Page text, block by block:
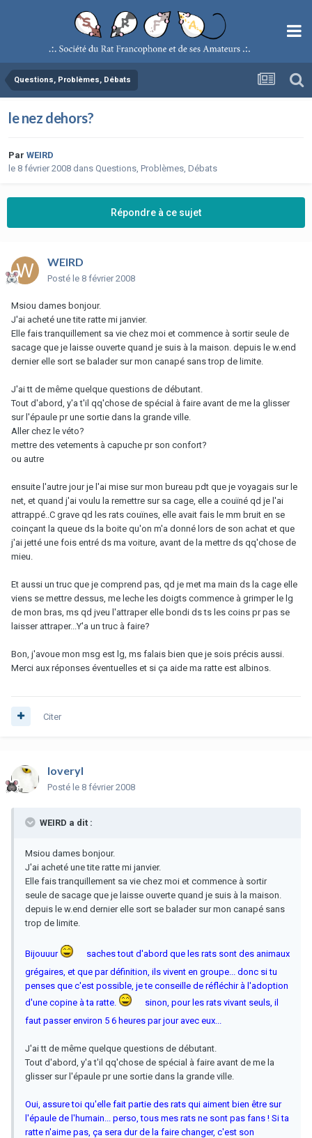
Questions, Problèmes, Débats
le nez dehors?
Par WEIRD
le 8 février 2008 dans Questions, Problèmes, Débats
Répondre à ce sujet
WEIRD
Posté le 8 février 2008
Msiou dames bonjour.
J'ai acheté une tite ratte mi janvier.
Elle fais tranquillement sa vie chez moi et commence à sortir seule de
sacage que je laisse ouverte quand je suis à la maison. depuis le w.end
dernier elle sort se balader sur mon canapé sans trop de limite.
J'ai tt de même quelque questions de débutant.
Tout d'abord, y'a t'il qq'chose de spécial à faire avant de me la glisser
sur l'épaule pr une sortie dans la grande ville.
Aller chez le véto?
mettre des vetements à capuche pr son confort?
ou autre
ensuite l'autre jour je l'ai mise sur mon bureau pdt que je voyagais sur le
net, et quand j'ai voulu la remettre sur sa cage, elle a couïné qd je l'ai
attrappé..C grave qd les rats couïnes, elle avait fais le mm bruit en se
coinçant la queue ds la boite qu'on m'a donné lors de son achat et que
j'ai jetté une fois entré ds ma voiture, avant de la mettre ds qq'chose de
mieu.
Et aussi un truc que je comprend pas, qd je met ma main ds la cage elle
viens se mettre dessus, me leche les doigts commence à grimper le lg
de mon bras, ms qd jveu l'attraper elle bondi ds ts les coins pr pas se
laisser attraper...Y'a un truc à faire?
Bon, j'avoue mon msg est lg, ms falais bien que je sois précis aussi.
Merci aux réponses éventuelles et si ça aide ma ratte est albinos.
Citer
loveryl
Posté le 8 février 2008
WEIRD a dit :
Msiou dames bonjour.
J'ai acheté une tite ratte mi janvier.
Elle fais tranquillement sa vie chez moi et commence à sortir
seule de sacage que je laisse ouverte quand je suis à la maison.
depuis le w.end dernier elle sort se balader sur mon canapé sans
trop de limite.
Bijouuur
saches tout d'abord que les rats sont des animaux
grégaires, et que par définition, ils vivent en groupe... donc si tu
penses que c'est possible, je te conseille de réfléchir à l'adoption
d'une copine à ta ratte.
sinon, pour les rats vivant seuls, il
faut passer environ 5 6 heures par jour avec eux...
J'ai tt de même quelque questions de débutant.
Tout d'abord, y'a t'il qq'chose de spécial à faire avant de me la
glisser sur l'épaule pr une sortie dans la grande ville.
Oui, assure toi qu'elle fait partie des rats qui aiment bien être sur
l'épaule de l'humain... perso, tous mes rats ne sont pas fans ! Si ta
ratte n'aime pas, ça sera dur de la faire changer, c'est son